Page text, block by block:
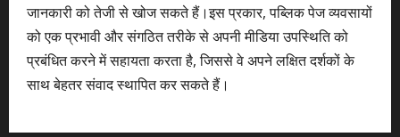
जानकारी को तेजी से खोज सकते हैं।इस प्रकार, पब्लिक पेज व्यवसायों
को एक प्रभावी और संगठित तरीके से अपनी मीडिया उपस्थिति को
प्रबंधित करने में सहायता करता है, जिससे वे अपने लक्षित दर्शकों के
साथ बेहतर संवाद स्थापित कर सकते हैं।